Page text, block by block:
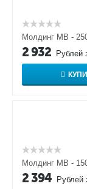
Молдинг МВ -
2 932 Рублей
Молдинг МВ -
2 394 Рублей